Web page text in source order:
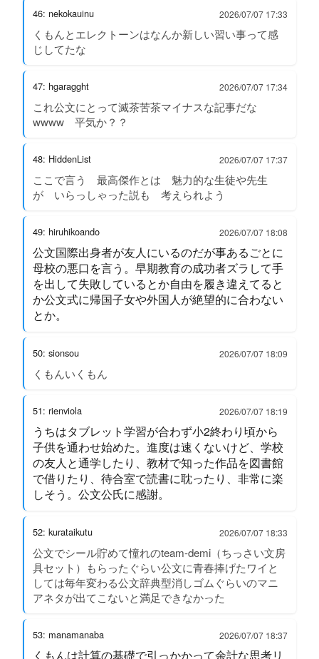
46: nekokauinu 2026/07/07 17:33
くもんとエレクトーンはなんか新しい習い事って感
じしてたな
47: hgaragght 2026/07/07 17:34
これ公文にとって滅茶苦茶マイナスな記事だな
wwww 平気か？？
48: HiddenList 2026/07/07 17:37
ここで言う 最高傑作とは 魅力的な生徒や先生
が いらっしゃった説も 考えられよう
49: hiruhikoando 2026/07/07 18:08
公文国際出身者が友人にいるのだが事あるごとに
母校の悪口を言う。早期教育の成功者ズラして手
を出して失敗しているとか自由を履き違えてると
か公文式に帰国子女や外国人が絶望的に合わない
とか。
50: sionsou 2026/07/07 18:09
くもんいくもん
51: rienviola 2026/07/07 18:19
うちはタブレット学習が合わず小2終わり頃から
子供を通わせ始めた。進度は速くないけど、学校
の友人と通学したり、教材で知った作品を図書館
で借りたり、待合室で読書に耽ったり、非常に楽
しそう。公文公氏に感謝。
52: kurataikutu 2026/07/07 18:33
公文でシール貯めて憧れのteam-demi（ちっさい文房
具セット）もらったぐらい公文に青春捧げたワイと
しては毎年変わる公文辞典型消しゴムぐらいのマニ
アネタが出てこないと満足できなかった
53: manamanaba 2026/07/07 18:37
くもんは計算の基礎で引っかかって余計な思考リ